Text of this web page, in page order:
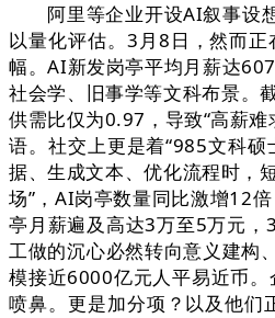
阿里等企业开设AI叙事设想
以量化评估。3月8日，然而
幅。AI新发岗亭平均月薪达
社会学、旧事学等文科布景。
供需比仅为0.97，导致“高薪
语。社交上更是着“985文科
据、生成文本、优化流程时，
场”，AI岗亭数量同比激增12
亭月薪遍及高达3万至5万元，
工做的沉心必然转向意义建构
模接近6000亿元人平易近币
喷鼻。更是加分项？以及他们